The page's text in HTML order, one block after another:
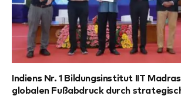
Indiens Nr. 1 Bildungsinstitut IIT
globalen Fußabdruck durch